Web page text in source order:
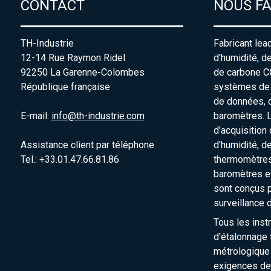
CONTACT
TH-Industrie
12-14 Rue Raymon Ridel
92250 La Garenne-Colombes
République française
E-mail: info@th-industrie.com
Assistance client par téléphone
Tel.: +33.01.47.66.81.86
NOUS
Fabricant
d'humidité,
de carbone
systèmes
de données,
baromètres.
d'acquisition
d'humidité,
baromètres
sont conçus
surveillance
Tous les
d'étalonnage
exigences